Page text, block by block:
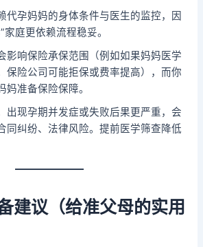
代孕妈妈的身体条件与医生的监控，因
家庭更依赖流程稳妥。
影响保险承保范围（例如如果妈妈医学
保险公司可能拒保或费率提高），而你
妈准备保险保障。
出现孕期并发症或失败后果更严重，会
同纠纷、法律风险。提前医学筛查降低
建议（给准父母的实用